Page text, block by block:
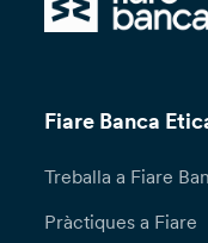
Fiare Banca
Treballa a Fiare
Pràctiques a Fiare